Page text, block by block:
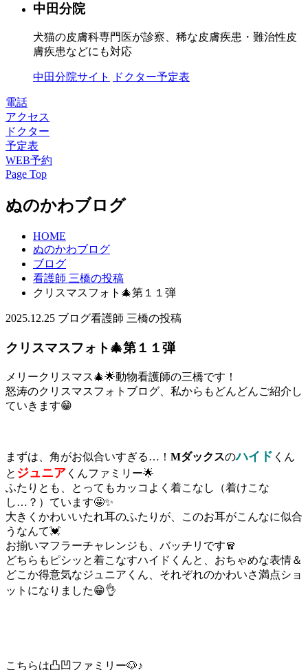
中田分院
犬猫の皮膚科専門医が診察、稀な皮膚疾患・難治性皮
膚疾患などにも対応
中田分院サイト ドクター予定表
電話
アクセス
ドクター
予定表
WEB予約
Page Top
ぬのかわブログ
HOME
ぬのかわブログ
ブログ
看護師 三橋の投稿
クリスマスフォト🎄第１１弾
2025.12.25 ブログ看護師 三橋の投稿
クリスマスフォト🎄第１１弾
メリークリスマス🎄🌟動物看護師の三橋です！
怒涛のクリスマスフォトブログ、私からもどんどんご紹介し
ていきます😁
まずは、角がお似合いすぎる…！ Mダックスのハイド くん
と ジュニア くんファミリー🌟
ふたりとも、とってもカッコよく着こなし（着けこな
し…？）ています🤩✨
大きくかわいいたれ耳のふたりが、このお耳がこんなに似合
うなんて💓
お揃いマフラーチャレンジも、バッチリです🧣
どちらもピシッと着こなすハイドくんと、おちゃめな表情＆
どこか得意気なジュニアくん、それぞれのかわいさ満点ショ
ットになりました😁👌
こちらは凸凹ファミリー🐶♪